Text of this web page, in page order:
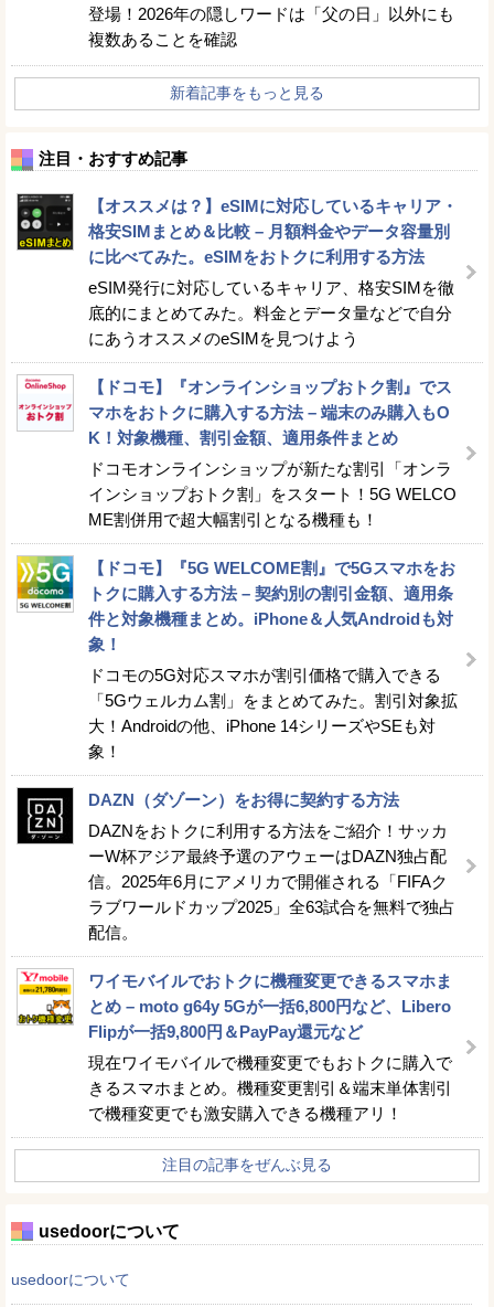
登場！2026年の隠しワードは「父の日」以外にも
複数あることを確認
新着記事をもっと見る
注目・おすすめ記事
【オススメは？】eSIMに対応しているキャリア・
格安SIMまとめ＆比較 – 月額料金やデータ容量別
に比べてみた。eSIMをおトクに利用する方法
eSIM発行に対応しているキャリア、格安SIMを徹
底的にまとめてみた。料金とデータ量などで自分
にあうオススメのeSIMを見つけよう
【ドコモ】『オンラインショップおトク割』でス
マホをおトクに購入する方法 – 端末のみ購入もO
K！対象機種、割引金額、適用条件まとめ
ドコモオンラインショップが新たな割引「オンラ
インショップおトク割」をスタート！5G WELCO
ME割併用で超大幅割引となる機種も！
【ドコモ】『5G WELCOME割』で5Gスマホをお
トクに購入する方法 – 契約別の割引金額、適用条
件と対象機種まとめ。iPhone＆人気Androidも対
象！
ドコモの5G対応スマホが割引価格で購入できる
「5Gウェルカム割」をまとめてみた。割引対象拡
大！Androidの他、iPhone 14シリーズやSEも対
象！
DAZN（ダゾーン）をお得に契約する方法
DAZNをおトクに利用する方法をご紹介！サッカ
ーW杯アジア最終予選のアウェーはDAZN独占配
信。2025年6月にアメリカで開催される「FIFAク
ラブワールドカップ2025」全63試合を無料で独占
配信。
ワイモバイルでおトクに機種変更できるスマホま
とめ – moto g64y 5Gが一括6,800円など、Libero
Flipが一括9,800円＆PayPay還元など
現在ワイモバイルで機種変更でもおトクに購入で
きるスマホまとめ。機種変更割引＆端末単体割引
で機種変更でも激安購入できる機種アリ！
注目の記事をぜんぶ見る
usedoorについて
usedoorについて